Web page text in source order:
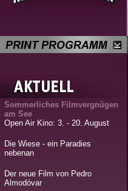
Sommerliches Filmvergnügen
am See
Open Air Kino: 3. - 20. August
Die Wiese - ein Paradies
nebenan
Der neue Film von Pedro
Almodóvar